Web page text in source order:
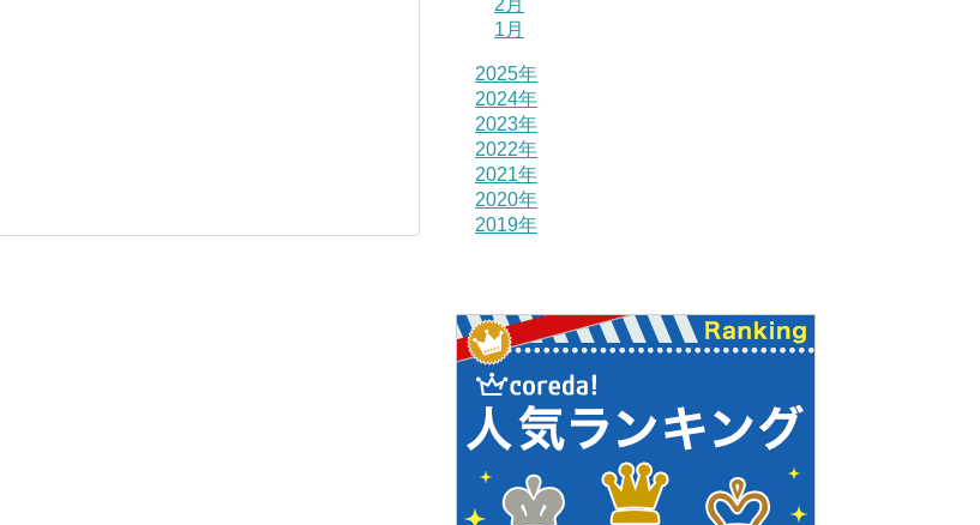
2月
1月
2025年
2024年
2023年
2022年
2021年
2020年
2019年